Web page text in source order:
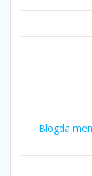
Blogda